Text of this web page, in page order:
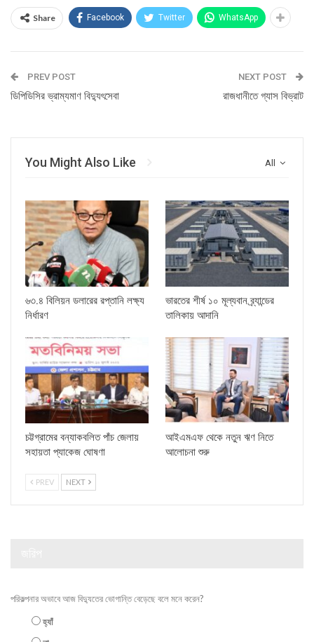
Share Facebook Twitter WhatsApp
PREV POST
ডিপিডিসির ভ্রাম্যমাণ বিদ্যুৎসেবা
NEXT POST
রাজধানীতে গ্যাস বিভ্রাট
All
You Might Also Like
৬৩.৪ বিলিয়ন ডলারের রপ্তানি লক্ষ্য
নির্ধারণ
ভারতের শীর্ষ ১০ মূল্যবান ব্র্যান্ডের
তালিকায় আদানি
চট্টগ্রামের বন্যাকবলিত পাঁচ জেলায়
সহায়তা প্যাকেজ ঘোষণা
আইএমএফ থেকে নতুন ঋণ নিতে
আলোচনা শুরু
PREV NEXT
পরিকল্পনার অভাবে আজ বিদ্যুতের ভোগান্তি বেড়েছে বলে মনে করেন?
হ্যাঁ